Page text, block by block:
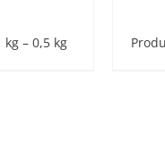
kg – 0,5 kg